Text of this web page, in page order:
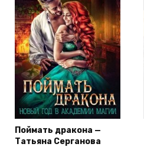
Поймать дракона —
Татьяна Серганова